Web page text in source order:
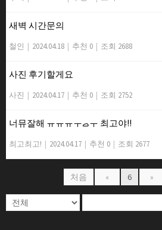
새벽 시간문의
철인 | 2024.04.18 | 추천 0 | 조회 2688
사진 후기할게요
사진 | 2024.04.17 | 추천 0 | 조회 2752
너뮤잘해 ㅠㅠㅠㅜࡇㅜ 최고야!!
최고최고! | 2024.04.17 | 추천 0 | 조회 2677
처음 « 6 »